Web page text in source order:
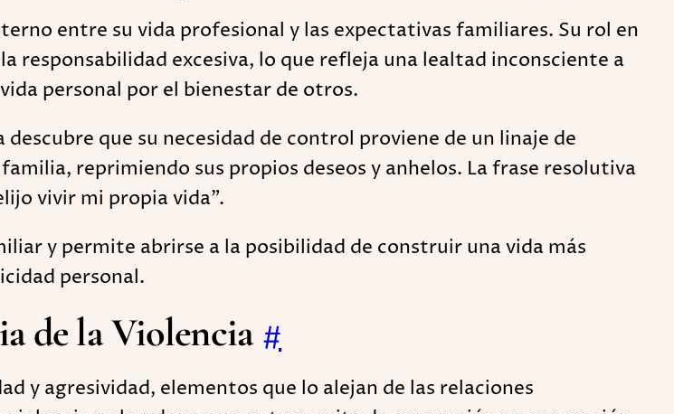
entre su vida profesional y las expectativas familiares. Su rol en
excesiva, lo que refleja una lealtad inconsciente a
personal por el bienestar de otros.
que su necesidad de control proviene de un linaje de
reprimiendo sus propios deseos y anhelos. La frase resolutiva
vivir mi propia vida".
y permite abrirse a la posibilidad de construir una vida más
personal.
de la Violencia#
y agresividad, elementos que lo alejan de las relaciones